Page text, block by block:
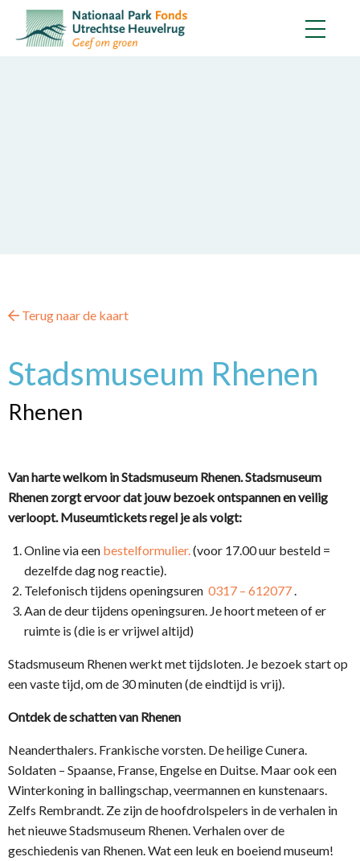
Terug naar de kaart
Stadsmuseum Rhenen
Rhenen
Van harte welkom in Stadsmuseum Rhenen. Stadsmuseum
Rhenen zorgt ervoor dat jouw bezoek ontspannen en veilig
verloopt.Museumtickets regel je als volgt:
Online via een bestelformulier.(voor 17.00 uur besteld =
dezelfde dag nog reactie).
Telefonisch tijdens openingsuren 0317 – 612077.
Aan de deur tijdens openingsuren. Je hoort meteen of er
ruimte is (die is er vrijwel altijd)
Stadsmuseum Rhenen werkt met tijdsloten. Je bezoek start op
een vaste tijd, om de 30 minuten (de eindtijd is vrij).
Ontdek de schatten van Rhenen
Neanderthalers. Frankische vorsten. De heilige Cunera.
Soldaten – Spaanse, Franse, Engelse en Duitse. Maar ook een
Winterkoning in ballingschap, veermannen en kunstenaars.
Zelfs Rembrandt. Ze zijn de hoofdrolspelers in de verhalen in
het nieuwe Stadsmuseum Rhenen. Verhalen over de
geschiedenis van Rhenen. Wat een leuk en boeiend museum!